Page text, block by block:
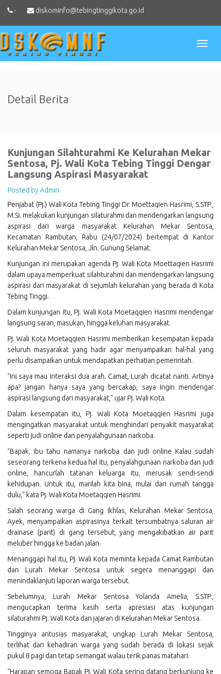
- diskominfo@tebingtinggikota.go.id
Detail Berita
Kunjungan Silahturahmi Ke Kelurahan Mekar
Sentosa, Pj. Wali Kota Tebing Tinggi Dengar
Langsung Aspirasi Masyarakat
Posted by Admin
Penjabat (Pj.) Wali Kota Tebing Tinggi Dr. Moettaqien Hasrimi, S.STP.,
M.Si. melakukan kunjungan silaturahmi dan mendengarkan langsung
aspirasi dari warga masyarakat Kelurahan Mekar Sentosa,
Kecamatan Rambutan, Rabu (24/07/2024) bertempat di Kantor
Kelurahan Mekar Sentosa, Jln. Gunung Selamat.
Kunjungan ini merupakan agenda Pj. Wali Kota Moettaqien Hasrimi
dalam upaya memperkuat silahturahmi dan mendengarkan langsung
aspirasi dari masyarakat di sejumlah kelurahan yang berada di Kota
Tebing Tinggi.
Dalam kunjungan itu, Pj. Wali Kota Moetaqqien Hasrimi mendengar
langsung saran, masukan, hingga keluhan masyarakat.
Pj. Wali Kota Moetaqqien Hasrimi memberikan kesempatan kepada
seluruh masyarakat yang hadir agar menyampaikan hal-hal yang
perlu disampaikan untuk mendapatkan perhatian pemerintah.
"Ini saya mau interaksi dua arah. Camat, Lurah dicatat nanti. Artinya
apa? jangan hanya saya yang bercakap, saya ingin mendengar
aspirasi langsung dari masyarakat," ujar Pj. Wali Kota.
Dalam kesempatan itu, Pj. Wali Kota Moetaqqien Hasrimi juga
mengingatkan masyarakat untuk menghindari penyakit masyarakat
seperti judi online dan penyalahgunaan narkoba.
"Bapak, ibu tahu namanya narkoba dan judi online Kalau sudah
seseorang terkena kedua hal itu, penyalahgunaan narkoba dan judi
online, hancurlah tatanan keluarga itu, merusak sendi-sendi
kehidupan. Untuk itu, marilah kita bina, mulai dari rumah tangga
dulu," kata Pj. Wali Kota Moetaqqien Hasrimi.
Salah seorang warga di Gang Ikhlas, Kelurahan Mekar Sentosa,
Ayek, menyampaikan aspirasinya terkait tersumbatnya saluran air
drainase (parit) di gang tersebut, yang mengakibatkan air parit
meluber hingga ke badan jalan.
Menanggapi hal itu, Pj. Wali Kota meminta kepada Camat Rambutan
dan Lurah Mekar Sentosa untuk segera menanggapi dan
menindaklanjuti laporan warga tersebut.
Sebelumnya, Lurah Mekar Sentosa Yolanda Amelia, S.STP.,
mengucapkan terima kasih serta apresiasi atas kunjungan
silaturahmi Pj. Wali Kota dan jajaran di Kelurahan Mekar Sentosa.
Tingginya antusias masyarakat, ungkap Lurah Mekar Sentosa,
terlihat dari kehadiran warga yang sudah berada di lokasi sejak
pukul 8 pagi dan tetap semangat walau terik panas matahari.
"Harapan semoga Bapak Pj. Wali Kota sering datang berkunjung ke